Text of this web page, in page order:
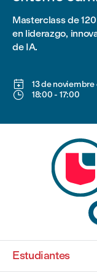
Masterclass de
en liderazgo,
de IA.
 13 de noviembre
 18:00- 17:00
Estudiantes